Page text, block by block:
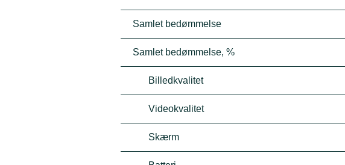
Samlet bedømmelse
Samlet bedømmelse, %
Billedkvalitet
Videokvalitet
Skærm